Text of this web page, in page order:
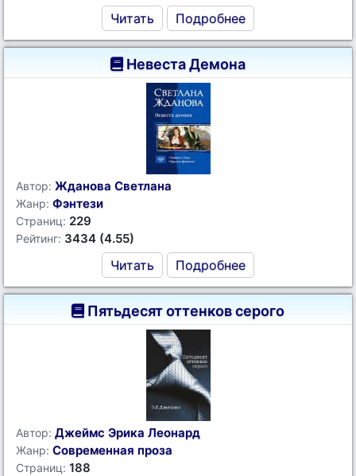
Читать Подробнее
Невеста Демона
Автор: Жданова Светлана
Жанр: Фэнтези
Страниц: 229
Рейтинг: 3434 (4.55)
Читать Подробнее
Пятьдесят оттенков серого
Автор: Джеймс Эрика Леонард
Жанр: Современная проза
Страниц: 188